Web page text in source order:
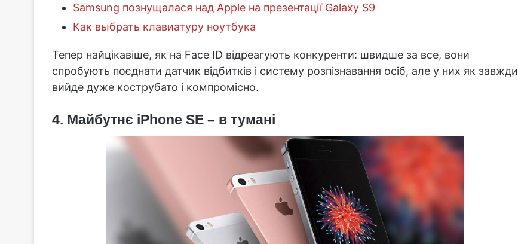
Samsung познущалася над Apple на презентації Galaxy S9
Как выбрать клавиатуру ноутбука
Тепер найцікавіше, як на Face ID відреагують конкуренти: швидше за все, вони
спробують поєднати датчик відбитків і систему розпізнавання осіб, але у них як завжди
вийде дуже кострубато і компромісно.
4. Майбутнє iPhone SE – в тумані